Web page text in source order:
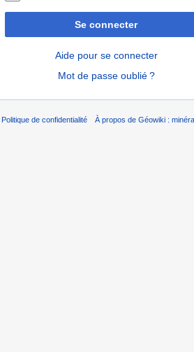
Se connecter
Aide pour se connecter
Mot de passe oublié ?
Politique de confidentialité À propos de Géowiki :